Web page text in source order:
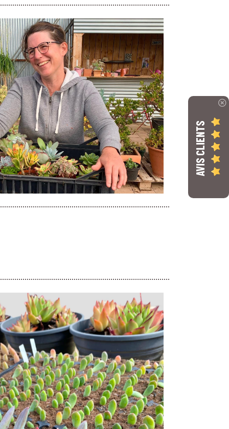
AVIS CLIENTS